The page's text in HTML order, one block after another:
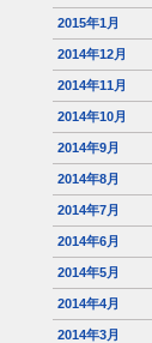
2015年1月
2014年12月
2014年11月
2014年10月
2014年9月
2014年8月
2014年7月
2014年6月
2014年5月
2014年4月
2014年3月